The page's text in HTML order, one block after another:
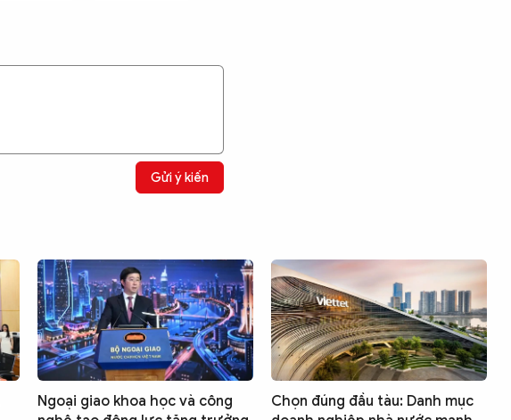
Gửi ý kiến
Ngoại giao khoa học và công
Chọn đúng đầu tàu: Danh mục